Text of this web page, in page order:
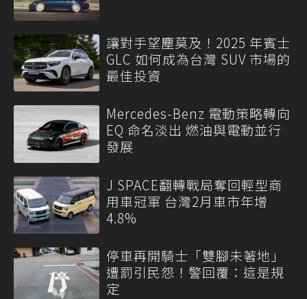
讓對手望塵莫及！2025 年賓士
GLC 如何成為台灣 SUV 市場的
最佳投資
Mercedes-Benz 電動策略轉向
EQ 命名淡出 燃油與電動並行
發展
J SPACE翻轉戰局奪回輕型商
用車冠軍 台灣2月車市年增
4.8%
停車再開騎士「雙腳未著地」
遭罰引民怨！警回覆：這是規
定